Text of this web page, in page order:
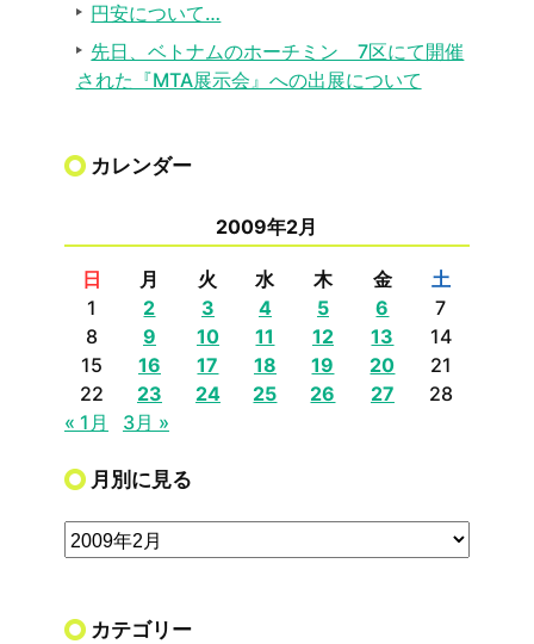
円安について…
先日、ベトナムのホーチミン 7区にて開催
された『MTA展示会』への出展について
カレンダー
2009年2月
日 月 火 水 木 金
土
1
2 3 4 5 6
7
8
9 10 11 12 13
14
15
16 17 18 19 20
21
22
23 24 25 26 27
28
« 1月
3月 »
月別に見る
カテゴリー